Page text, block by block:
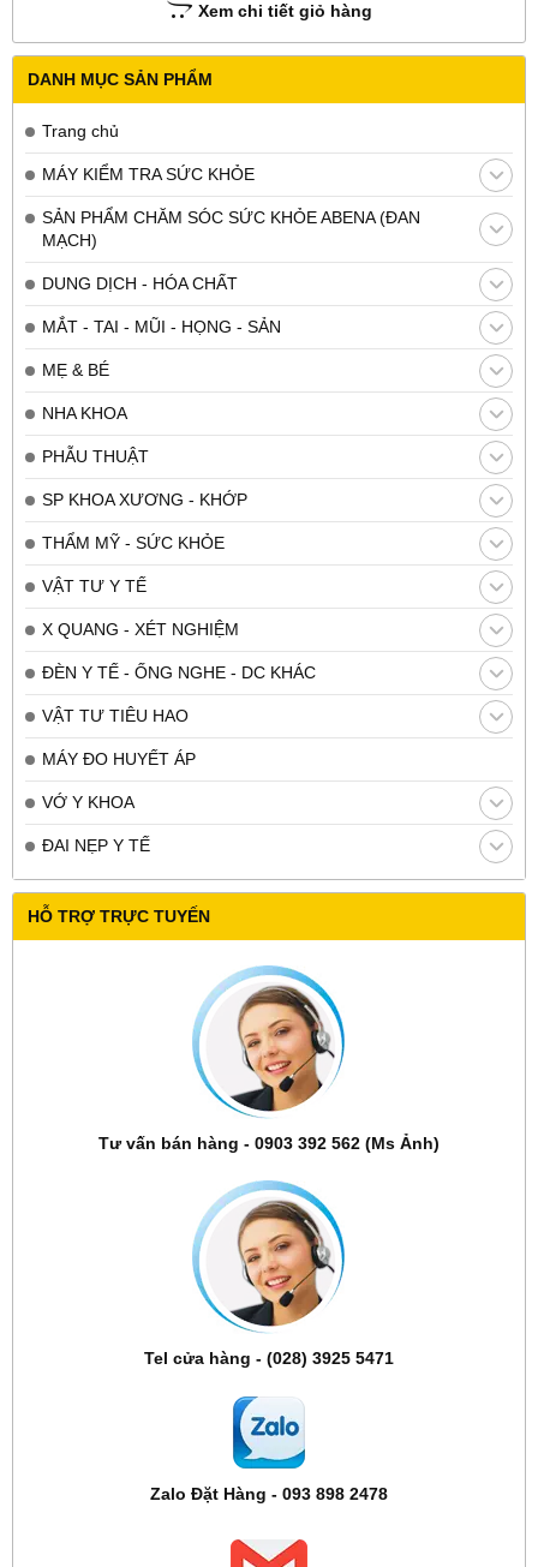
Xem chi tiết giỏ hàng
DANH MỤC SẢN PHẨM
Trang chủ
MÁY KIỂM TRA SỨC KHỎE
SẢN PHẨM CHĂM SÓC SỨC KHỎE ABENA (ĐAN
MẠCH)
DUNG DỊCH - HÓA CHẤT
MẮT - TAI - MŨI - HỌNG - SẢN
MẸ & BÉ
NHA KHOA
PHẪU THUẬT
SP KHOA XƯƠNG - KHỚP
THẨM MỸ - SỨC KHỎE
VẬT TƯ Y TẾ
X QUANG - XÉT NGHIỆM
ĐÈN Y TẾ - ỐNG NGHE - DC KHÁC
VẬT TƯ TIÊU HAO
MÁY ĐO HUYẾT ÁP
VỚ Y KHOA
ĐAI NẸP Y TẾ
HỖ TRỢ TRỰC TUYẾN
Tư vấn bán hàng - 0903 392 562 (Ms Ảnh)
Tel cửa hàng - (028) 3925 5471
Zalo Đặt Hàng - 093 898 2478